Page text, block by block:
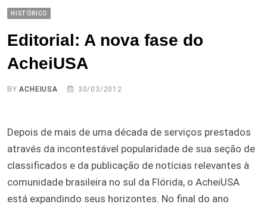
HISTÓRICO
Editorial: A nova fase do
AcheiUSA
BYACHEIUSA 30/03/2012
Depois de mais de uma década de serviços prestados
através da incontestável popularidade de sua seção de
classificados e da publicação de notícias relevantes à
comunidade brasileira no sul da Flórida, o AcheiUSA
está expandindo seus horizontes. No final do ano